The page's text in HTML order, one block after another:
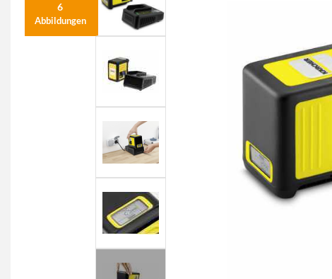
6
Abbildungen